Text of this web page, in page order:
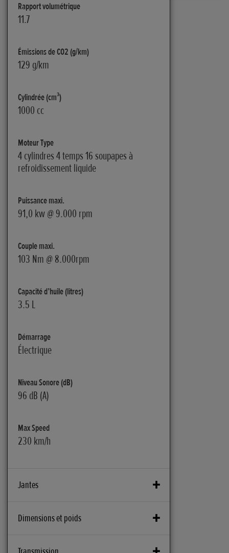
Rapport volumétrique
11.7
Émissions de CO2 (g/km)
129 g/km
Cylindrée (cm³)
1000 cc
Moteur Type
4 cylindres 4 temps 16 soupapes à
refroidissement liquide
Puissance maxi.
91,0 kw @ 9.000 rpm
Couple maxi.
103 Nm @ 8.000rpm
Capacité d’huile (litres)
3.5 L
Démarrage
Électrique
Niveau Sonore (dB)
96 dB (A)
Max Speed
230 km/h
Jantes
Frein avant
Dimensions et poids
Batterie